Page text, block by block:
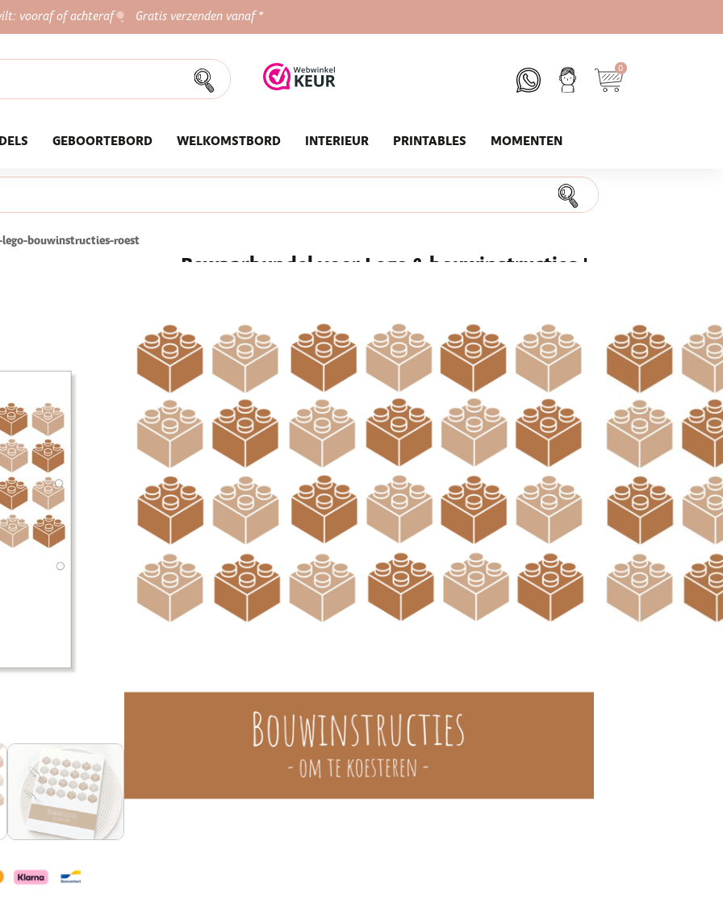
vooraf of achteraf Gratis verzenden vanaf *
0
GEBOORTEBORD WELKOMSTBORD INTERIEUR PRINTABLES MOMENTEN
bouwinstructies-roest
Bewaarbundel voor Lego & bouwinstructies |
Duplo? Bundel ze in deze handige (en extra stevige) bewaarbundel. Deze
XL bewaarbundel is net iets groter dan A4-formaat, zodat er ook
insteekhoezen in passen.
★★★★★ 800+ tevreden klanten
21,95
Levertijd: 4 a 6 werkdagen
Toevoegen aan winkelwagen
Altijd iets leuks bij je bestelling! Gratis verzending vanaf €100,-